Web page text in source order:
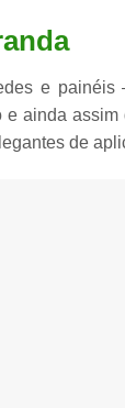
e painéis
ainda
de